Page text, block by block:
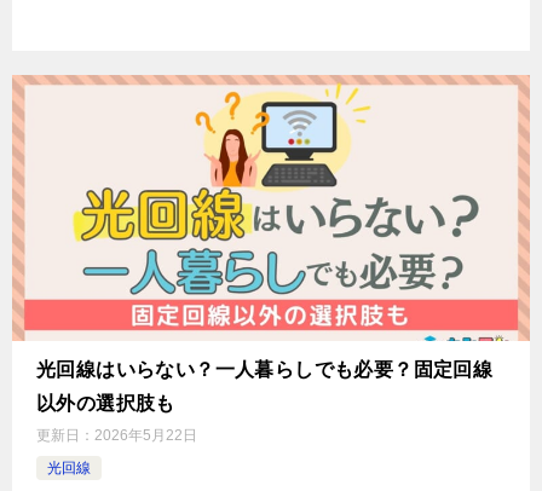
光回線はいらない？一人暮らしでも必要？固定回線
以外の選択肢も
更新日： 2026年5月22日
光回線